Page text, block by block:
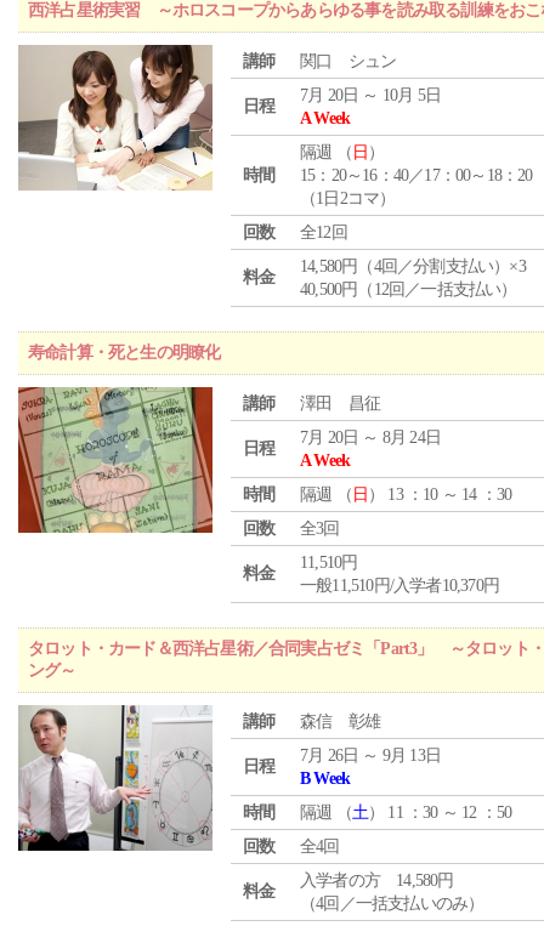
西洋占星術実習 ～ホロスコープからあらゆる事を読み取る訓練をおこ
講師 関口 シュン
日程
7月 20日 ～ 10月 5日
A Week
時間
隔週 （ 日 ）
15：20～16：40／17：00～18：20
（1日2コマ）
回数
全12回
料金
14,580円（4回／分割支払い）×3
40,500円（12回／一括支払い）
寿命計算・死と生の明瞭化
講師 澤田 昌征
日程
7月 20日 ～ 8月 24日
A Week
時間
隔週 （ 日 ） 13 ：10 ～ 14 ：30
回数
全3回
料金
11,510円
一般11,510円/入学者10,370円
タロット・カード＆西洋占星術／合同実占ゼミ「Part3」 ～タロット
ング～
講師 森信 彰雄
日程
7月 26日 ～ 9月 13日
B Week
時間
隔週 （土） 11 ：30 ～ 12 ：50
回数
全4回
料金
入学者の方 14,580円
（4回／一括支払いのみ）